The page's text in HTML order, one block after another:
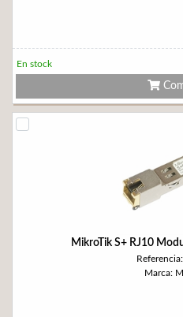
En stock
MikroTik S+ RJ10
Marca: